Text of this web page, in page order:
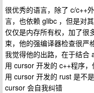
很优秀的语言，除了 c/c++
言，也依赖 glibc ，但是对
仅仅是内存所有权，加了很
束，他的强编译器检查很严
我觉得他的出路，在于结合
用 cursor 开发的 c++程序
用 cursor 开发的 rust 是不
cursor 会自我纠错